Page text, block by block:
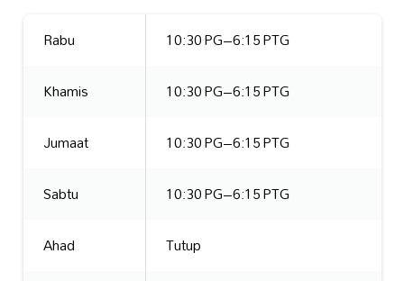
Rabu
10:30 PG–6:15 PTG
Khamis
10:30 PG–6:15 PTG
Jumaat
10:30 PG–6:15 PTG
Sabtu
10:30 PG–6:15 PTG
Ahad
Tutup